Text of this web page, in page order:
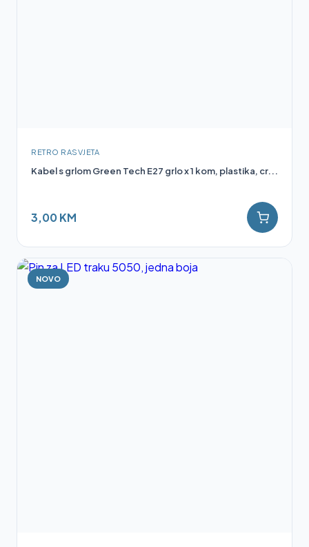
RETRO RASVJETA
Kabel s grlom Green Tech E27 grlo x 1 kom, plastika, cr...
3,00 KM
NOVO